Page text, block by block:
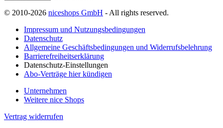
© 2010-2026 niceshops GmbH - All rights reserved.
Impressum und Nutzungsbedingungen
Datenschutz
Allgemeine Geschäftsbedingungen und Widerrufsbelehrung
Barrierefreiheitserklärung
Datenschutz-Einstellungen
Abo-Verträge hier kündigen
Unternehmen
Weitere nice Shops
Vertrag widerrufen